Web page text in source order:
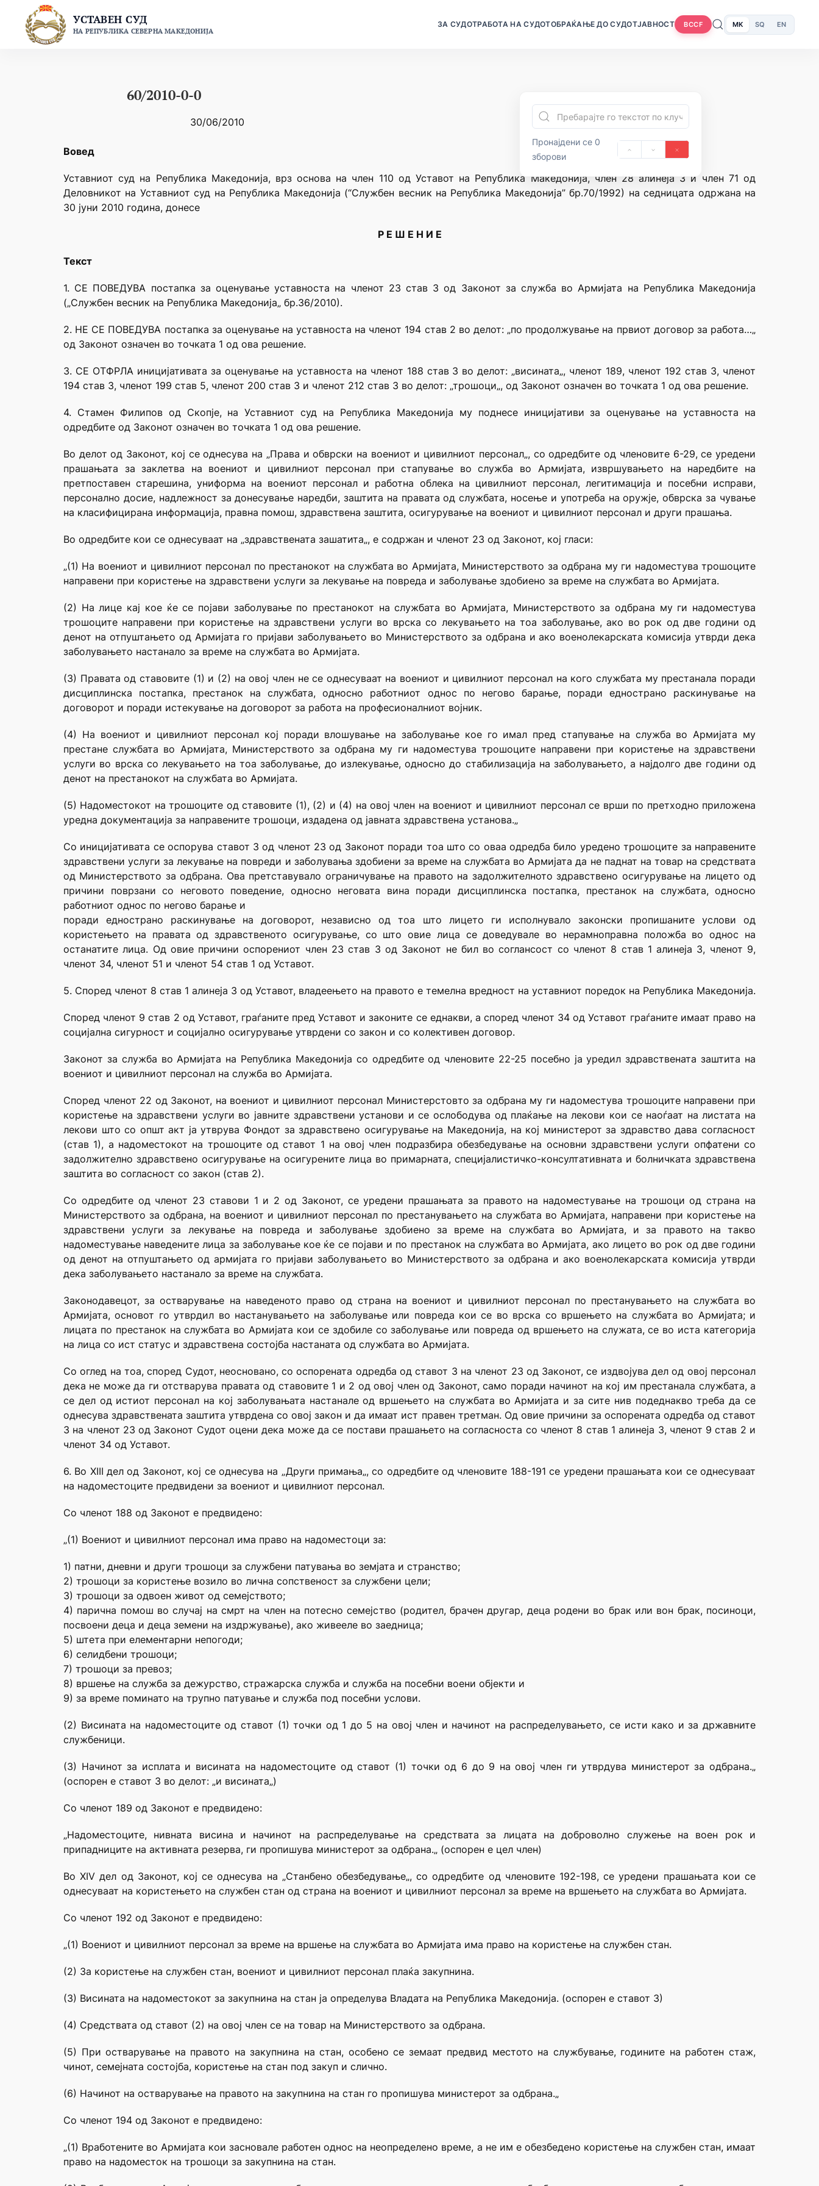
content
УСТАВЕН СУД
НА РЕПУБЛИКА СЕВЕРНА МАКЕДОНИЈА
ЗА СУДОТРАБОТА НА СУДОТОБРАЌАЊЕ ДО СУДОТЈАВНОСТ BCCF MK SQ EN
60/2010-0-0
30/06/2010
Пронајдени се 0
зборови
Вовед
Уставниот суд на Република Македонија, врз основа на член 110 од Уставот на Република Македонија, член 28 алинеја 3 и член 71 од
Деловникот на Уставниот суд на Република Македонија (“Службен весник на Република Македонија” бр.70/1992) на седницата одржана на
30 јуни 2010 година, донесе
Р Е Ш Е Н И Е
Текст
1. СЕ ПОВЕДУВА постапка за оценување уставноста на членот 23 став 3 од Законот за служба во Армијата на Република Македонија
(„Службен весник на Република Македонија„ бр.36/2010).
2. НЕ СЕ ПОВЕДУВА постапка за оценување на уставноста на членот 194 став 2 во делот: „по продолжување на првиот договор за работа…„
од Законот означен во точката 1 од ова решение.
3. СЕ ОТФРЛА иницијативата за оценување на уставноста на членот 188 став 3 во делот: „висината„, членот 189, членот 192 став 3, членот
194 став 3, членот 199 став 5, членот 200 став 3 и членот 212 став 3 во делот: „трошоци„, од Законот означен во точката 1 од ова решение.
4. Стамен Филипов од Скопје, на Уставниот суд на Република Македонија му поднесе иницијативи за оценување на уставноста на
одредбите од Законот означен во точката 1 од ова решение.
Во делот од Законот, кој се однесува на „Права и обврски на воениот и цивилниот персонал„, со одредбите од членовите 6-29, се уредени
прашањата за заклетва на воениот и цивилниот персонал при стапување во служба во Армијата, извршувањето на наредбите на
претпоставен старешина, униформа на воениот персонал и работна облека на цивилниот персонал, легитимација и посебни исправи,
персонално досие, надлежност за донесување наредби, заштита на правата од службата, носење и употреба на оружје, обврска за чување
на класифицирана информација, правна помош, здравствена заштита, осигурување на воениот и цивилниот персонал и други прашања.
Во одредбите кои се однесуваат на „здравствената зашатита„, е содржан и членот 23 од Законот, кој гласи:
„(1) На воениот и цивилниот персонал по престанокот на службата во Армијата, Министерството за одбрана му ги надоместува трошоците
направени при користење на здравствени услуги за лекување на повреда и заболување здобиено за време на службата во Армијата.
(2) На лице кај кое ќе се појави заболување по престанокот на службата во Армијата, Министерството за одбрана му ги надоместува
трошоците направени при користење на здравствени услуги во врска со лекувањето на тоа заболување, ако во рок од две години од
денот на отпуштањето од Армијата го пријави заболувањето во Министерството за одбрана и ако военолекарската комисија утврди дека
заболувањето настанало за време на службата во Армијата.
(3) Правата од ставовите (1) и (2) на овој член не се однесуваат на воениот и цивилниот персонал на кого службата му престанала поради
дисциплинска постапка, престанок на службата, односно работниот однос по негово барање, поради еднострано раскинување на
договорот и поради истекување на договорот за работа на професионалниот војник.
(4) На воениот и цивилниот персонал кој поради влошување на заболување кое го имал пред стапување на служба во Армијата му
престане службата во Армијата, Министерството за одбрана му ги надоместува трошоците направени при користење на здравствени
услуги во врска со лекувањето на тоа заболување, до излекување, односно до стабилизација на заболувањето, а најдолго две години од
денот на престанокот на службата во Армијата.
(5) Надоместокот на трошоците од ставовите (1), (2) и (4) на овој член на воениот и цивилниот персонал се врши по претходно приложена
уредна документација за направените трошоци, издадена од јавната здравствена установа.„
Со иницијативата се оспорува ставот 3 од членот 23 од Законот поради тоа што со оваа одредба било уредено трошоците за направените
здравствени услуги за лекување на повреди и заболувања здобиени за време на службата во Армијата да не паднат на товар на средствата
од Министерството за одбрана. Ова претставувало ограничување на правото на задолжителното здравствено осигурување на лицето од
причини поврзани со неговото поведение, односно неговата вина поради дисциплинска постапка, престанок на службата, односно
работниот однос по негово барање и
поради еднострано раскинување на договорот, независно од тоа што лицето ги исполнувало законски пропишаните услови од
користењето на правата од здравственото осигурување, со што овие лица се доведувале во нерамноправна положба во однос на
останатите лица. Од овие причини оспорениот член 23 став 3 од Законот не бил во соглансост со членот 8 став 1 алинеја 3, членот 9,
членот 34, членот 51 и членот 54 став 1 од Уставот.
5. Според членот 8 став 1 алинеја 3 од Уставот, владеењето на правото е темелна вредност на уставниот поредок на Република Македонија.
Според членот 9 став 2 од Уставот, граѓаните пред Уставот и законите се еднакви, а според членот 34 од Уставот граѓаните имаат право на
социјална сигурност и социјално осигурување утврдени со закон и со колективен договор.
Законот за служба во Армијата на Република Македонија со одредбите од членовите 22-25 посебно ја уредил здравствената заштита на
воениот и цивилниот персонал на служба во Армијата.
Според членот 22 од Законот, на воениот и цивилниот персонал Министерстовто за одбрана му ги надоместува трошоците направени при
користење на здравствени услуги во јавните здравствени установи и се ослободува од плаќање на лекови кои се наоѓаат на листата на
лекови што со општ акт ја утврува Фондот за здравствено осигурување на Македонија, на кој министерот за здравство дава согласност
(став 1), а надоместокот на трошоците од ставот 1 на овој член подразбира обезбедување на основни здравствени услуги опфатени со
задолжително здравствено осигурување на осигурените лица во примарната, специјалистичко-консултативната и болничката здравствена
заштита во согласност со закон (став 2).
Со одредбите од членот 23 ставови 1 и 2 од Законот, се уредени прашањата за правото на надоместување на трошоци од страна на
Министерството за одбрана, на воениот и цивилниот персонал по престанувањето на службата во Армијата, направени при користење на
здравствени услуги за лекување на повреда и заболување здобиено за време на службата во Армијата, и за правото на такво
надоместување наведените лица за заболување кое ќе се појави и по престанок на службата во Армијата, ако лицето во рок од две години
од денот на отпуштањето од армијата го пријави заболувањето во Министерството за одбрана и ако военолекарската комисија утврди
дека заболувањето настанало за време на службата.
Законодавецот, за остварување на наведеното право од страна на воениот и цивилниот персонал по престанувањето на службата во
Армијата, основот го утврдил во настанувањето на заболување или повреда кои се во врска со вршењето на службата во Армијата; и
лицата по престанок на службата во Армијата кои се здобиле со заболување или повреда од вршењето на служата, се во иста категорија
на лица со ист статус и здравствена состојба настаната од службата во Армијата.
Со оглед на тоа, според Судот, неосновано, со оспорената одредба од ставот 3 на членот 23 од Законот, се издвојува дел од овој персонал
дека не може да ги отстварува правата од ставовите 1 и 2 од овој член од Законот, само поради начинот на кој им престанала службата, а
се дел од истиот персонал на кој заболувањата настанале од вршењето на службата во Aрмијата и за сите нив подеднакво треба да се
однесува здравствената заштита утврдена со овој закон и да имаат ист правен третман. Од овие причини за оспорената одредба од ставот
3 на членот 23 од Законот Судот оцени дека може да се постави прашањето на согласноста со членот 8 став 1 алинеја 3, членот 9 став 2 и
членот 34 од Уставот.
6. Во XIII дел од Законот, кој се однесува на „Други примања„, со одредбите од членовите 188-191 се уредени прашањата кои се однесуваат
на надоместоците предвидени за воениот и цивилниот персонал.
Со членот 188 од Законот е предвидено:
„(1) Воениот и цивилниот персонал има право на надоместоци за:
1) патни, дневни и други трошоци за службени патувања во земјата и странство;
2) трошоци за користење возило во лична сопственост за службени цели;
3) трошоци за одвоен живот од семејството;
4) парична помош во случај на смрт на член на потесно семејство (родител, брачен другар, деца родени во брак или вон брак, посиноци,
посвоени деца и деца земени на издржување), ако живееле во заедница;
5) штета при елементарни непогоди;
6) селидбени трошоци;
7) трошоци за превоз;
8) вршење на служба за дежурство, стражарска служба и служба на посебни воени објекти и
9) за време поминато на трупно патување и служба под посебни услови.
(2) Висината на надоместоците од ставот (1) точки од 1 до 5 на овој член и начинот на распределувањето, се исти како и за државните
службеници.
(3) Начинот за исплата и висината на надоместоците од ставот (1) точки од 6 до 9 на овој член ги утврдува министерот за одбрана.„
(оспорен е ставот 3 во делот: „и висината„)
Со членот 189 од Законот е предвидено:
„Надоместоците, нивната висина и начинот на распределување на средствата за лицата на доброволно служење на воен рок и
припадниците на активната резерва, ги пропишува министерот за одбрана.„ (оспорен е цел член)
Во XIV дел од Законот, кој се однесува на „Станбено обезбедување„, со одредбите од членовите 192-198, се уредени прашањата кои се
однесуваат на користењето на службен стан од страна на воениот и цивилниот персонал за време на вршењето на службата во Армијата.
Со членот 192 од Законот е предвидено:
„(1) Воениот и цивилниот персонал за време на вршење на службата во Армијата има право на користење на службен стан.
(2) За користење на службен стан, воениот и цивилниот персонал плаќа закупнина.
(3) Висината на надоместокот за закупнина на стан ја определува Владата на Република Македонија. (оспорен е ставот 3)
(4) Средствата од ставот (2) на овој член се на товар на Министерството за одбрана.
(5) При остварување на правото на закупнина на стан, особено се земаат предвид местото на службување, годините на работен стаж,
чинот, семејната состојба, користење на стан под закуп и слично.
(6) Начинот на остварување на правото на закупнина на стан го пропишува министерот за одбрана.„
Со членот 194 од Законот е предвидено:
„(1) Вработените во Армијата кои засновале работен однос на неопределено време, а не им е обезбедено користење на службен стан, имаат
право на надоместок на трошоци за закупнина на стан.